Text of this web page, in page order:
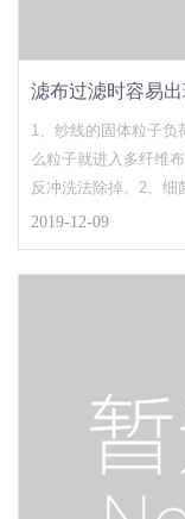
滤布过滤时容易
1、纱线的固体粒子负
么粒子就进入多纤维
反冲洗法除掉。2、细
塞。在流速低的地方,
象的效果,类似于有机
水不足如果过滤介质
2019-12-09